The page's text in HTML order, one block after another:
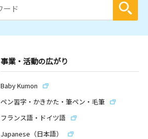
事業・活動の広がり
Baby Kumon
ペン習字・かきかた・筆ペン・毛筆
フランス語・ドイツ語
Japanese（日本語）